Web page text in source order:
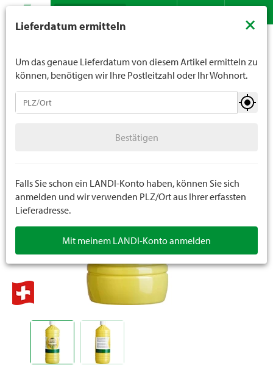
Suche
Brennstoffe
Heizbriketts
Anzünder
Holzkohle / Briketts
Flüssigbrennstoffe
Lieferdatum ermitteln ×
Um das genaue Lieferdatum von diesem Artikel ermitteln zu
können, benötigen wir Ihre Postleitzahl oder Ihr Wohnort.
Bestätigen
Falls Sie schon ein LANDI-Konto haben, können Sie sich
anmelden und wir verwenden PLZ/Ort aus Ihrer erfassten
Lieferadresse.
Mit meinem LANDI-Konto anmelden
unter 16 Jahren. Für Spirituosen gilt die Altersgrenze von
Sie uns verbindlich Ihr Alter an.